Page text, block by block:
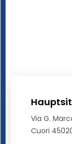
Via G.
Cuori